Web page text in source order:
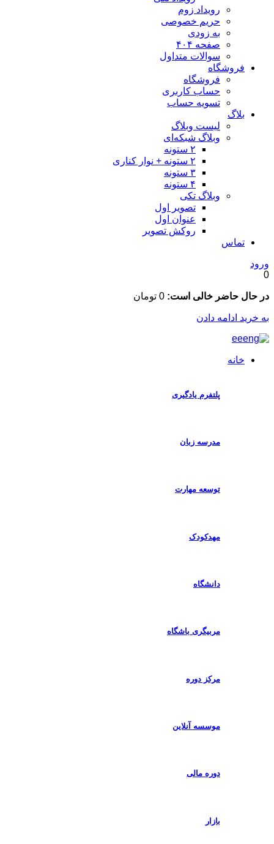
رویداد زوم
حریم خصوصی
به زودی
صفحه ۴۰۴
سوالات متداول
فروشگاه
فروشگاه
حساب کاربری
تسویه حساب
بلاگ
لیست وبلاگ
وبلاگ شبکه‌ای
وبلاگ تکی
تصویر اول
عنوان اول
روکش تصویر
تماس
حاضر خالی است: 0 تومان
ادامه دادن
خانه
پلتفرم یادگیری
مدرسه زبان
توسعه مهارت
مهدکودک
دانشگاه
مربیگری باشگاه
مرکز دوره
موسسه آنلاین
دوره مالی